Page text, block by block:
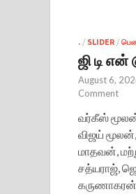
. / SLIDER /
ஜி டி என்
August 6,
Comment
வர்கீஸ் மூலன்
விஜய் மூலன்,
மாதவன்,
சத்யராஜ்,
கருணாகரன்